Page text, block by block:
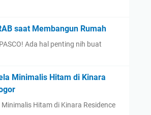
saat Membangun Rumah
Ada hal penting nih buat
Minimalis Hitam di Kinara
Hitam di Kinara Residence